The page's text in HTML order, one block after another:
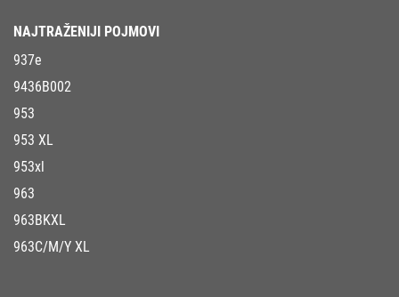
NAJTRAŽENIJI POJMOVI
937e
9436B002
953
953 XL
953xl
963
963BKXL
963C/M/Y XL